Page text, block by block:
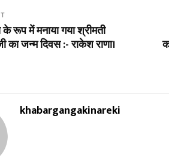
के रूप में मनाया गया श्रीमती
का जन्म दिवस :- राकेश राणा।
khabargangakinareki